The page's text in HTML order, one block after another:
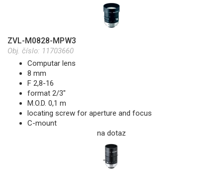
ZVL-M0828-MPW3
Obj. číslo: 11703660
Computar lens
8 mm
F 2,8-16
format 2/3″
M.O.D. 0,1 m
locating screw for aperture and focus
C-mount
na dotaz